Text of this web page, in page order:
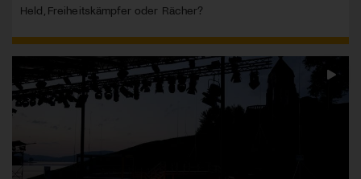
Held, Freiheitskämpfer oder Rächer?